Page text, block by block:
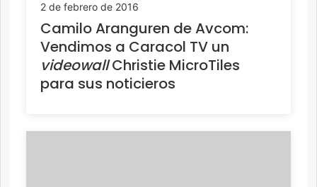
2 de febrero de 2016
Camilo Aranguren de Avcom:
Vendimos a Caracol TV un
videowallChristie MicroTiles
para sus noticieros